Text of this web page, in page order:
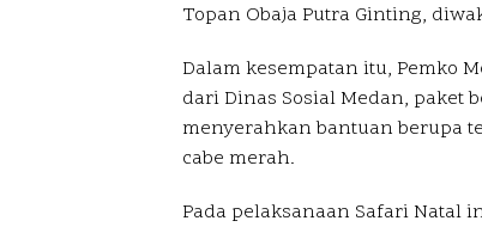
Topan Obaja Putra Ginting,
Dalam kesempatan itu, Pemko
dari Dinas Sosial Medan, paket
menyerahkan bantuan berupa
cabe merah.
Pada pelaksanaan Safari Natal